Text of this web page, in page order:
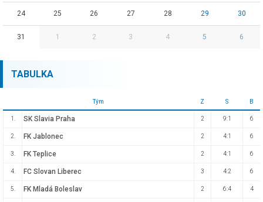
24 25 26 27 28 29 30
31 1 2 3 4 5 6
TABULKA
Tým Z S B
1. SK Slavia Praha 2 9:1 6
2. FK Jablonec 2 4:1 6
3. FK Teplice 2 4:1 6
4. FC Slovan Liberec 3 4:2 6
5. FK Mladá Boleslav 2 6:4 4